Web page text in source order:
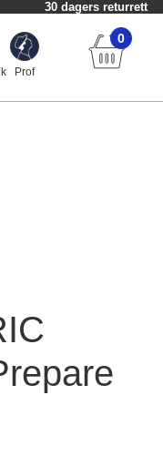
30 dagers returrett
Prof
0